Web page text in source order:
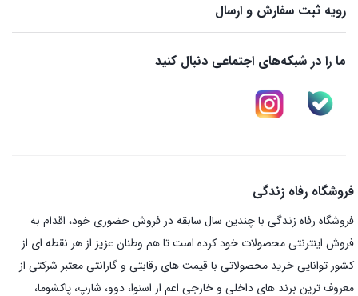
رویه ثبت سفارش و ارسال
ما را در شبکه‌های اجتماعی دنبال کنید
فروشگاه رفاه زندگی
فروشگاه رفاه زندگی با چندین سال سابقه در فروش حضوری خود، اقدام به
فروش اینترنتی محصولات خود کرده است تا هم وطنان عزیز از هر نقطه ای از
کشور توانایی خرید محصولاتی با قیمت های رقابتی و گارانتی معتبر شرکتی از
معروف ترین برند های داخلی و خارجی اعم از اسنوا، دوو، شارپ، پاکشوما،